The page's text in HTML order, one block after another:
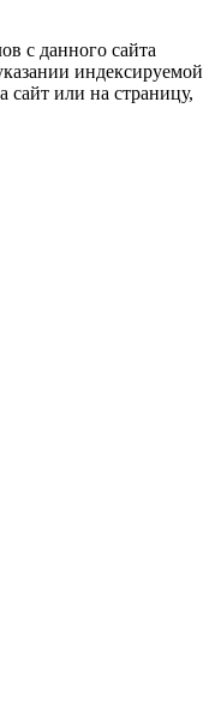
с данного сайта
индексируемой
или на страницу,